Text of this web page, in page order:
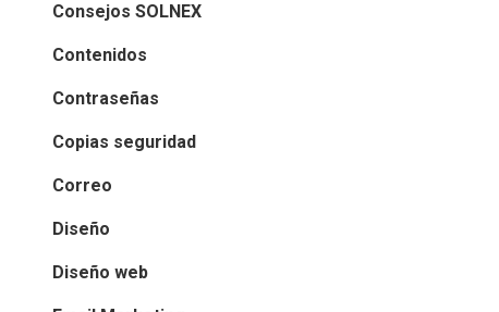
Consejos SOLNEX
Contenidos
Contraseñas
Copias seguridad
Correo
Diseño
Diseño web